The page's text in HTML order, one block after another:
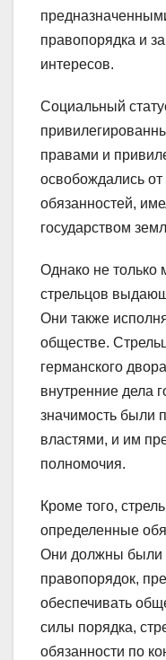
правопорядка и
интересов.
Социальный
правами и
освобождались
обязанностей,
государством
Однако не только
стрельцов
Они также
обществе.
германского
внутренние дела
значимость были
властями, и им
полномочия.
Кроме того,
определенные
Они должны были
правопорядок,
обеспечивать
силы порядка,
обязанности по